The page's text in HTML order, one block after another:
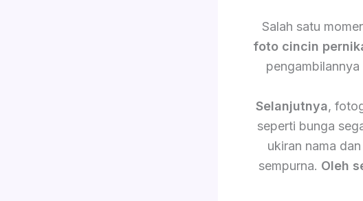
Salah satu
foto cincin
Selanjutnya,
seperti bunga
ukiran nama
sempurna. Oleh